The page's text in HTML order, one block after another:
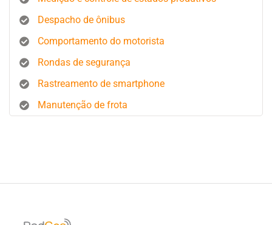
Despacho de ônibus
Comportamento do motorista
Rondas de segurança
Rastreamento de smartphone
Manutenção de frota